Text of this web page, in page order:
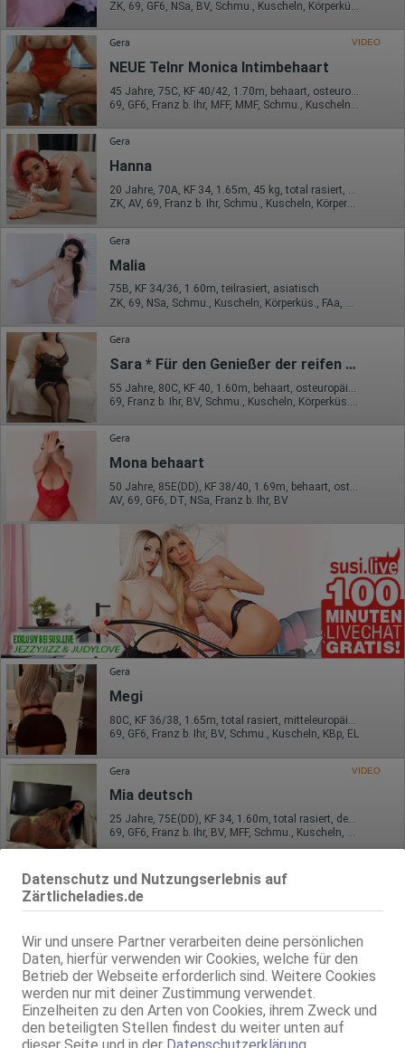
Datenschutz und Nutzungserlebnis auf
Zärtlicheladies.de
Wir und unsere Partner verarbeiten deine persönlichen
Daten, hierfür verwenden wir Cookies, welche für den
Betrieb der Webseite erforderlich sind. Weitere Cookies
werden nur mit deiner Zustimmung verwendet.
Einzelheiten zu den Arten von Cookies, ihrem Zweck und
den beteiligten Stellen findest du weiter unten auf
Gera VIDEO
NEUE Telnr Monica Intimbehaart
69, GF6, Franz b. Ihr, MFF, MMF, Schmu., Kuscheln, Körperküs.
Gera
Hanna
20 Jahre, 70A, KF 34, 1.65m, 45 kg, total rasiert, osteuropäisch
ZK, AV, 69, Franz b. Ihr, Schmu., Kuscheln, Körperküs., DSa
Gera
Malia
75B, KF 34/36, 1.60m, teilrasiert, asiatisch
Gera
Sara * Für den Genießer der reifen behaarten Lust.
69, Franz b. Ihr, BV, Schmu., Kuscheln, Körperküs., DSa, DSp
Gera
Mona behaart
50 Jahre, 85E(DD), KF 38/40, 1.69m, behaart, osteuropäisch
AV, 69, GF6, DT, NSa, Franz b. Ihr, BV
Gera
Megi
80C, KF 36/38, 1.65m, total rasiert, mitteleuropäisch
69, GF6, Franz b. Ihr, BV, Schmu., Kuscheln, KBp, EL
Gera VIDEO
Mia deutsch
25 Jahre, 75E(DD), KF 34, 1.60m, total rasiert, deutsch
69, GF6, Franz b. Ihr, BV, MFF, Schmu., Kuscheln, Körperküs.
Ramona
Gera
LIZA
35 Jahre, 75C, KF 36, 1.73m, 63 kg, total rasiert, osteuropäisch
69, GF6, Franz b. Ihr, BV, Schmu., Kuscheln, Mast.